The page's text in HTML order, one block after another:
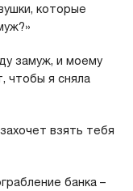
которые
замуж, и моему
чтобы я сняла
взять тебя
банка –